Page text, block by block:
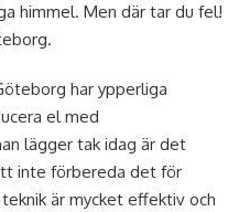
himmel. Men där tar du fel!
har ypperliga
el med
lägger tak idag är det
inte förbereda det för
är mycket effektiv och